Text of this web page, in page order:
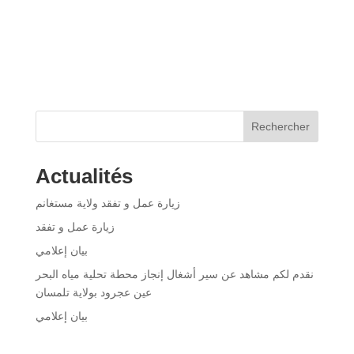
Rechercher
Actualités
زيارة عمل و تفقد ولاية مستغانم
زيارة عمل و تفقد
بيان إعلامي
نقدم لكم مشاهد عن سير أشغال إنجاز محطة تحلية مياه البحر
عين عجرود بولاية تلمسان
بيان إعلامي